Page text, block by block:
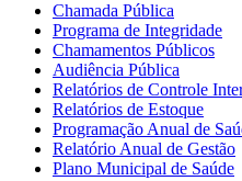
Chamada Pública
Programa de Integridade
Chamamentos Públicos
Audiência Pública
Relatórios de Controle
Relatórios de Estoque
Programação Anual de
Relatório Anual de Gestão
Plano Municipal de Saúde